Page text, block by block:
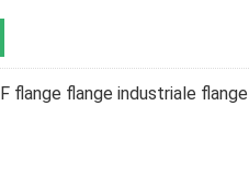
flange flange industriale